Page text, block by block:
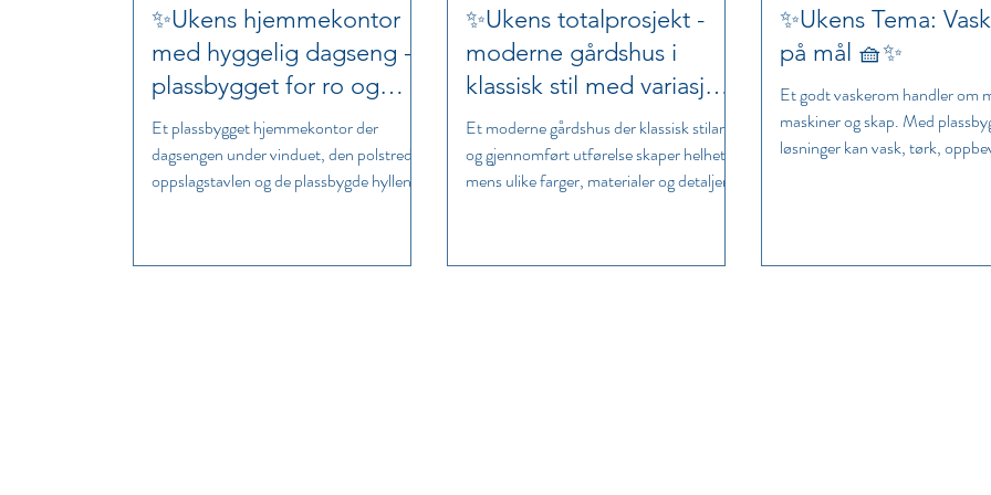
✨Ukens hjemmekontor
med hyggelig dagseng -
plassbygget for ro og
arbeidslyst✨
Et plassbygget hjemmekontor der
dagsengen under vinduet, den polstrede
oppslagstavlen og de plassbygde hyllene
✨Ukens totalprosjekt -
moderne gårdshus i
klassisk stil med variasjon
✨
Et moderne gårdshus der klassisk stilart
og gjennomført utførelse skaper helhet,
mens ulike farger, materialer og detaljer
✨Ukens Tema:
på mål 🧺✨
Et godt vaskerom handler om
maskiner og skap. Med
løsninger kan vask, tørk,